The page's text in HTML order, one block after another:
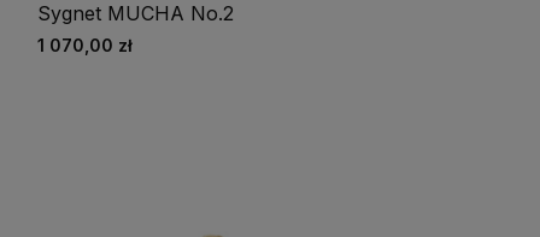
Sygnet MUCHA No.2
1 070,00 zł